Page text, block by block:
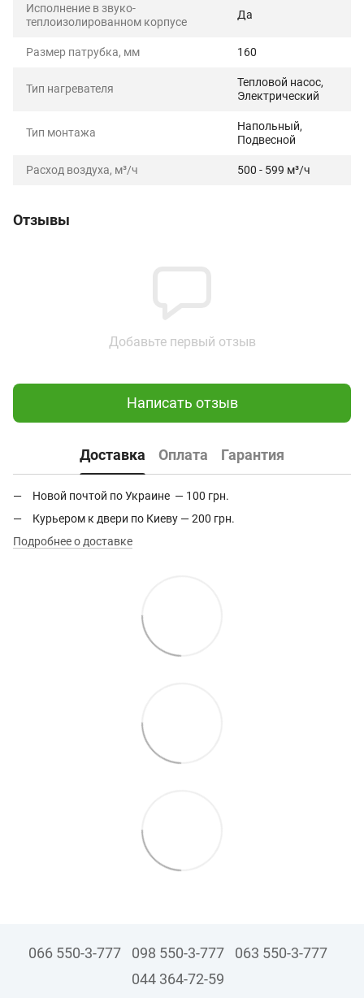
Исполнение в звуко-
теплоизолированном корпусе
Да
Размер патрубка, мм 160
Тип нагревателя
Тепловой насос,
Электрический
Тип монтажа
Напольный,
Подвесной
Расход воздуха, м³/ч 500 - 599 м³/ч
Отзывы
Добавьте первый отзыв
Написать отзыв
Доставка Оплата Гарантия
Новой почтой по Украине — 100 грн.
Курьером к двери по Киеву — 200 грн.
Подробнее о доставке
066 550-3-777 098 550-3-777
063 550-3-777
044 364-72-59